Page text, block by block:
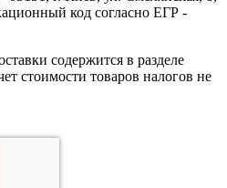
код согласно ЕГР -
содержится в разделе
стоимости товаров налогов не